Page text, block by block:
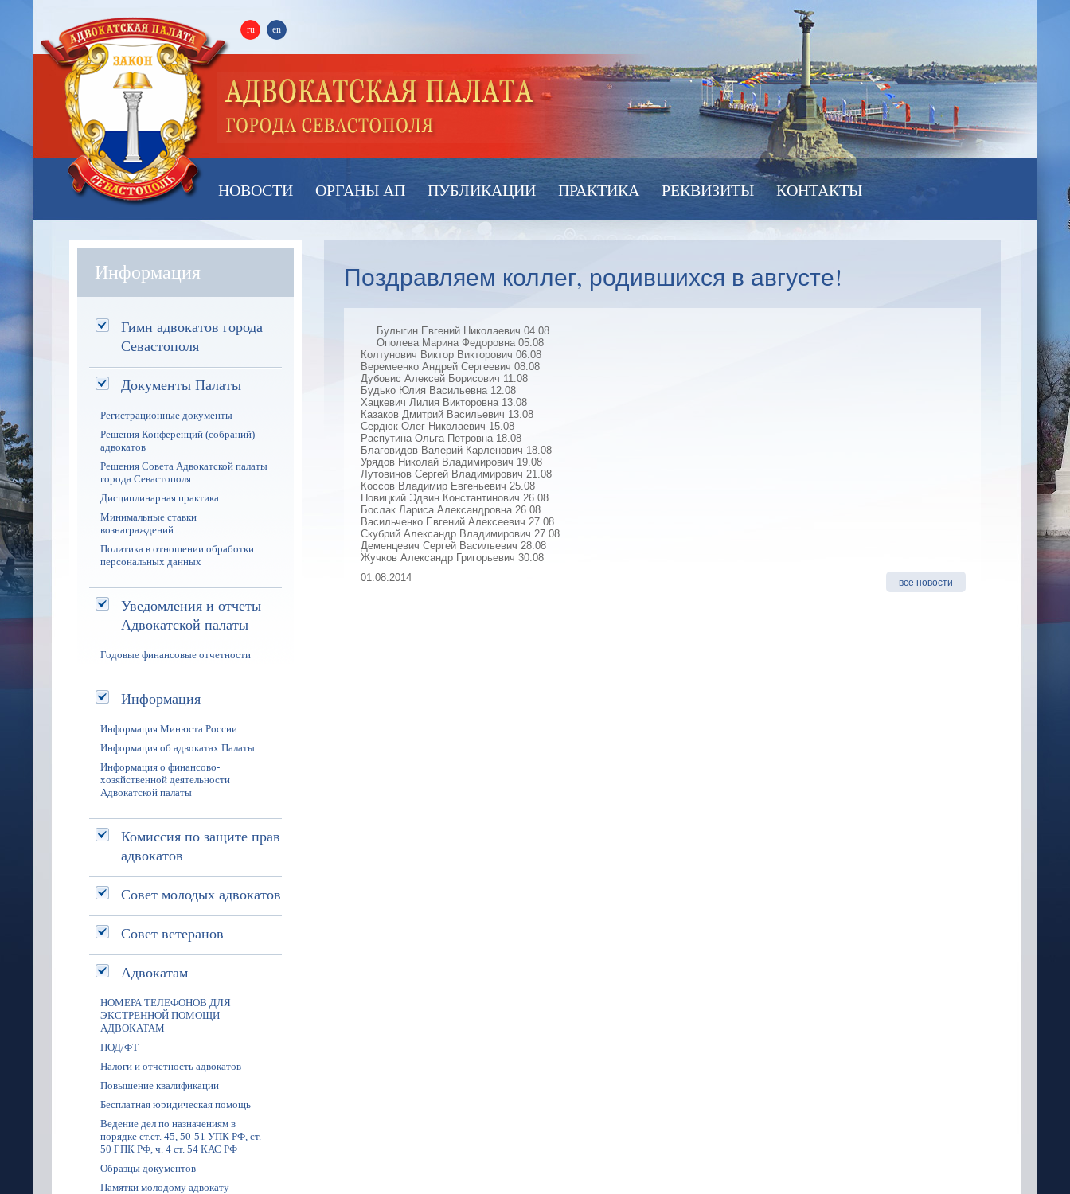
ru en
НОВОСТИ ОРГАНЫ АП ПУБЛИКАЦИИ ПРАКТИКА РЕКВИЗИТЫ КОНТАКТЫ
Поздравляем коллег, родившихся в августе!
Булыгин Евгений Николаевич 04.08
Ополева Марина Федоровна 05.08
Колтунович Виктор Викторович 06.08
Веремеенко Андрей Сергеевич 08.08
Дубовис Алексей Борисович 11.08
Будько Юлия Васильевна 12.08
Хацкевич Лилия Викторовна 13.08
Казаков Дмитрий Васильевич 13.08
Сердюк Олег Николаевич 15.08
Распутина Ольга Петровна 18.08
Благовидов Валерий Карленович 18.08
Урядов Николай Владимирович 19.08
Лутовинов Сергей Владимирович 21.08
Коссов Владимир Евгеньевич 25.08
Новицкий Эдвин Константинович 26.08
Бослак Лариса Александровна 26.08
Васильченко Евгений Алексеевич 27.08
Скубрий Александр Владимирович 27.08
Деменцевич Сергей Васильевич 28.08
Жучков Александр Григорьевич 30.08
все новости
01.08.2014
Информация
Гимн адвокатов города
Севастополя
Документы Палаты
Регистрационные документы
Решения Конференций (собраний)
адвокатов
Решения Совета Адвокатской палаты
города Севастополя
Дисциплинарная практика
Минимальные ставки
вознаграждений
Политика в отношении обработки
персональных данных
Уведомления и отчеты
Адвокатской палаты
Годовые финансовые отчетности
Информация
Информация Минюста России
Информация об адвокатах Палаты
Информация о финансово-
хозяйственной деятельности
Адвокатской палаты
Комиссия по защите прав
адвокатов
Совет молодых адвокатов
Совет ветеранов
Адвокатам
НОМЕРА ТЕЛЕФОНОВ ДЛЯ
ЭКСТРЕННОЙ ПОМОЩИ
АДВОКАТАМ
ПОД/ФТ
Налоги и отчетность адвокатов
Повышение квалификации
Бесплатная юридическая помощь
Ведение дел по назначениям в
порядке ст.ст. 45, 50-51 УПК РФ, ст.
50 ГПК РФ, ч. 4 ст. 54 КАС РФ
Образцы документов
Памятки молодому адвокату